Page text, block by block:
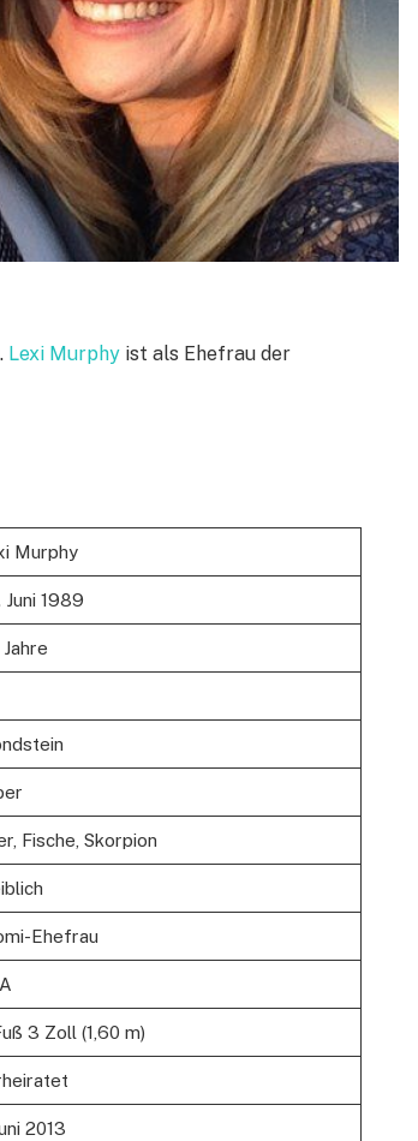
Lexi Murphy ist als Ehefrau der
Murphy
Juni 1989
Fische, Skorpion
Ehefrau
3 Zoll (1,60 m)
2013